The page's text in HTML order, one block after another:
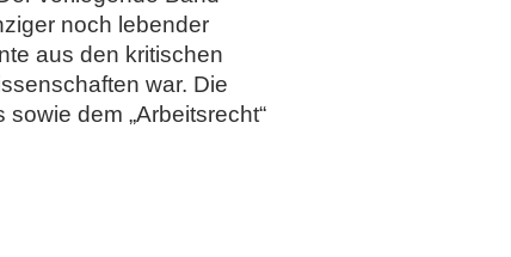
noch lebender
aus den kritischen
war. Die
dem „Arbeitsrecht“